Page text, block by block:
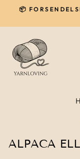
indhold
📦
ALPACA